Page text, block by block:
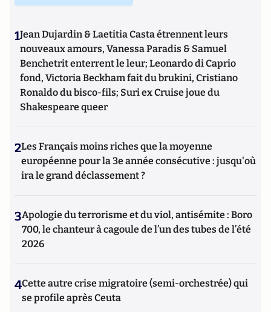
1Jean Dujardin & Laetitia Casta étrennent leurs
nouveaux amours, Vanessa Paradis & Samuel
Benchetrit enterrent le leur; Leonardo di Caprio
fond, Victoria Beckham fait du brukini, Cristiano
Ronaldo du bisco-fils; Suri ex Cruise joue du
Shakespeare queer
2Les Français moins riches que la moyenne
européenne pour la 3e année consécutive : jusqu'où
ira le grand déclassement ?
3Apologie du terrorisme et du viol, antisémite : Boro
700, le chanteur à cagoule de l’un des tubes de l’été
2026
4Cette autre crise migratoire (semi-orchestrée) qui
se profile après Ceuta